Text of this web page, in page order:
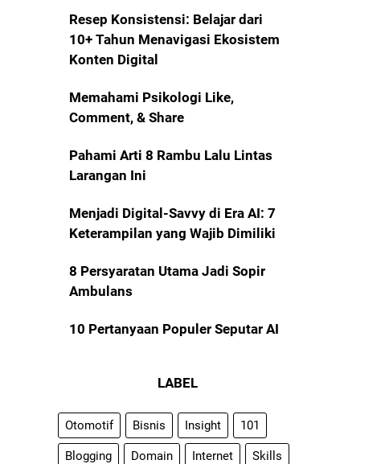
Resep Konsistensi: Belajar dari
10+ Tahun Menavigasi Ekosistem
Konten Digital
Memahami Psikologi Like,
Comment, & Share
Pahami Arti 8 Rambu Lalu Lintas
Larangan Ini
Menjadi Digital-Savvy di Era AI: 7
Keterampilan yang Wajib Dimiliki
8 Persyaratan Utama Jadi Sopir
Ambulans
10 Pertanyaan Populer Seputar AI
LABEL
Otomotif Bisnis Insight 101
Blogging Domain Internet Skills